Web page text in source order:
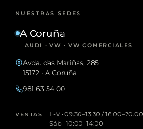
NUESTRAS SEDES
A Coruña
AUDI · VW · VW COMERCIALES
Avda. das Mariñas, 285
15172 · A Coruña
981 63 54 00
VENTAS
L-V · 09:30–13:30 / 16:00–20:00
Sáb · 10:00–14:00